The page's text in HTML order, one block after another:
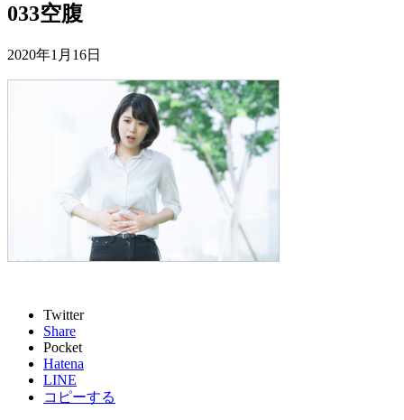
033空腹
2020年1月16日
Twitter
Share
Pocket
Hatena
LINE
コピーする